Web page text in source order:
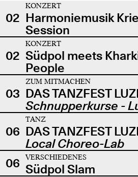
02
KONZERT
Harmoniemusik
Session
02
KONZERT
Südpol meets
People
03
ZUM MITMACHEN
DAS TANZFEST
Schnupperkurse -
06
TANZ
DAS TANZFEST
Local Choreo-Lab
06
VERSCHIEDENES
Südpol Slam